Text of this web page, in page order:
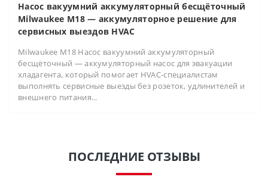
Насос вакуумний аккумуляторный бесщёточный
Milwaukee M18 — аккумуляторное решение для
сервисных выездов HVAC
Milwaukee M18 Насос вакуумний аккумуляторный
бесщёточный — аккумуляторный насос для эвакуации
хладагента, который помогает HVAC-специалистам
выполнять сервисные выезды без розеток, удлинителей и
внешнего питания...
ПОСЛЕДНИЕ ОТЗЫВЫ